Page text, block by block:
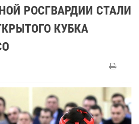
РОСГВАРДИИ СТАЛИ
КУБКА